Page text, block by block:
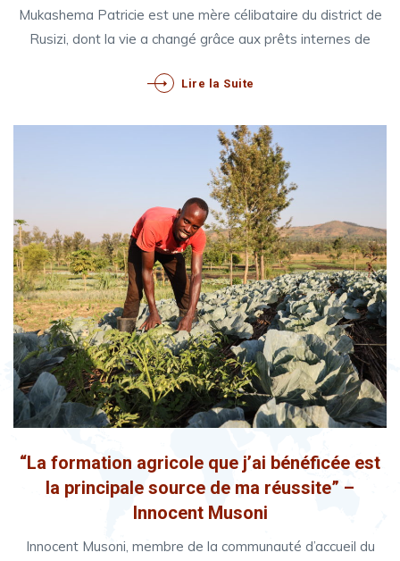
Mukashema Patricie est une mère célibataire du district de
Rusizi, dont la vie a changé grâce aux prêts internes de
Lire la Suite
“La formation agricole que j’ai bénéficée est
la principale source de ma réussite” –
Innocent Musoni
Innocent Musoni, membre de la communauté d’accueil du